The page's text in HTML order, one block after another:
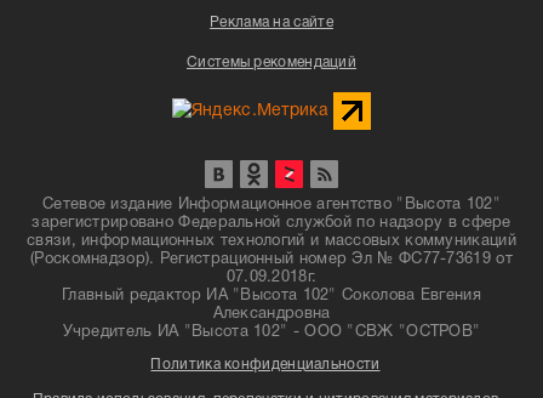
Реклама на сайте
Системы рекомендаций
Сетевое издание Информационное агентство "Высота 102"
зарегистрировано Федеральной службой по надзору в сфере
связи, информационных технологий и массовых коммуникаций
(Роскомнадзор). Регистрационный номер Эл № ФС77-73619 от
07.09.2018г.
Главный редактор ИА "Высота 102" Соколова Евгения
Александровна
Учредитель ИА "Высота 102" - ООО "СВЖ "ОСТРОВ"
Политика конфиденциальности